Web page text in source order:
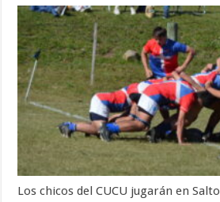
Los chicos del CUCU jugarán en Salto